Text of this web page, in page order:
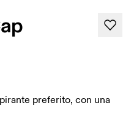
preferito, con una